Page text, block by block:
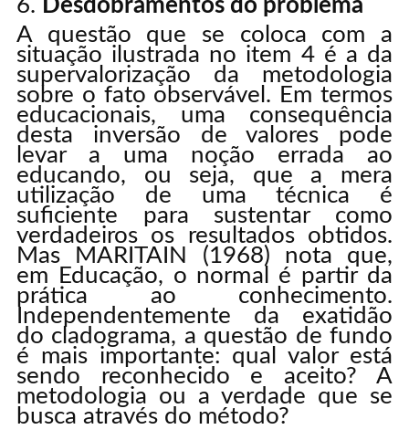
Desdobramentos do problema
A questão que se coloca com a
situação ilustrada no item 4 é a da
supervalorização da metodologia
sobre o fato observável. Em termos
educacionais, uma consequência
desta inversão de valores pode
levar a uma noção errada ao
educando, ou seja, que a mera
utilização de uma técnica é
suficiente para sustentar como
verdadeiros os resultados obtidos.
Mas MARITAIN (1968) nota que,
em Educação, o normal é partir da
prática ao conhecimento.
Independentemente da exatidão
do cladograma, a questão de fundo
é mais importante: qual valor está
sendo reconhecido e aceito? A
metodologia ou a verdade que se
busca através do método?